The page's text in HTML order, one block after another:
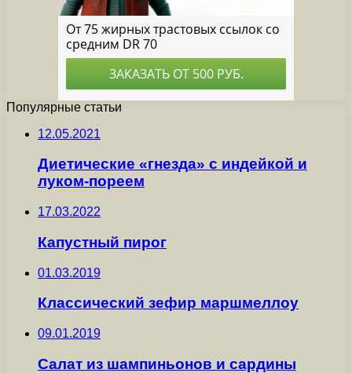
Популярные статьи
12.05.2021
Диетические «гнезда» с индейкой и
луком-пореем
17.03.2022
Капустный пирог
01.03.2019
Классический зефир маршмеллоу
09.01.2019
Салат из шампиньонов и сардины